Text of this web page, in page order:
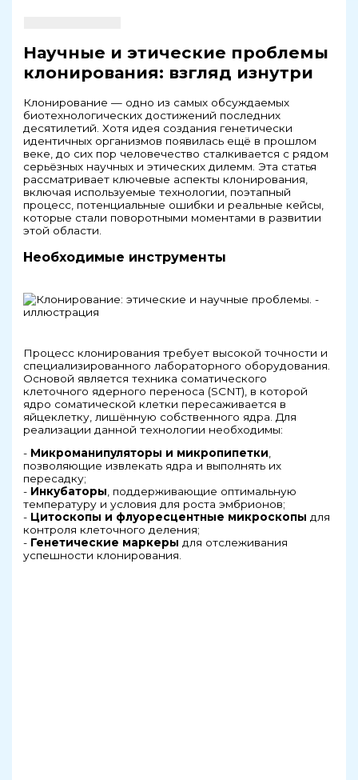
Научные и этические проблемы
клонирования: взгляд изнутри
Клонирование — одно из самых обсуждаемых
биотехнологических достижений последних
десятилетий. Хотя идея создания генетически
идентичных организмов появилась ещё в прошлом
веке, до сих пор человечество сталкивается с рядом
серьёзных научных и этических дилемм. Эта статья
рассматривает ключевые аспекты клонирования,
включая используемые технологии, поэтапный
процесс, потенциальные ошибки и реальные кейсы,
которые стали поворотными моментами в развитии
этой области.
Необходимые инструменты
Процесс клонирования требует высокой точности и
специализированного лабораторного оборудования.
Основой является техника соматического
клеточного ядерного переноса (SCNT), в которой
ядро соматической клетки пересаживается в
яйцеклетку, лишённую собственного ядра. Для
реализации данной технологии необходимы:
- Микроманипуляторы и микропипетки,
позволяющие извлекать ядра и выполнять их
пересадку;
- Инкубаторы, поддерживающие оптимальную
температуру и условия для роста эмбрионов;
- Цитоскопы и флуоресцентные микроскопы для
контроля клеточного деления;
- Генетические маркеры для отслеживания
успешности клонирования.